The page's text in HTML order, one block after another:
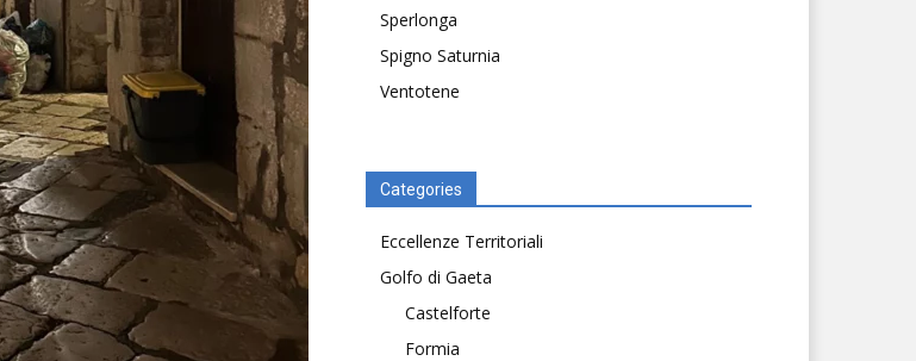
Sperlonga
Spigno Saturnia
Ventotene
Categories
Eccellenze Territoriali
Golfo di Gaeta
Castelforte
Formia